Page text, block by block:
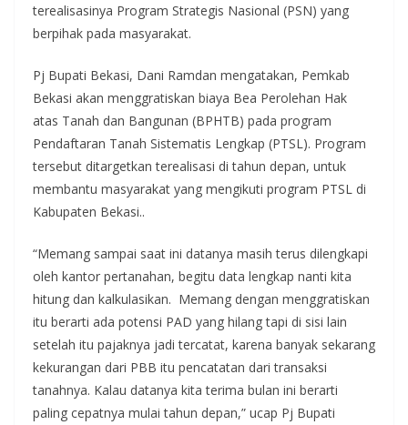
terealisasinya Program Strategis Nasional (PSN) yang
berpihak pada masyarakat.
Pj Bupati Bekasi, Dani Ramdan mengatakan, Pemkab
Bekasi akan menggratiskan biaya Bea Perolehan Hak
atas Tanah dan Bangunan (BPHTB) pada program
Pendaftaran Tanah Sistematis Lengkap (PTSL). Program
tersebut ditargetkan terealisasi di tahun depan, untuk
membantu masyarakat yang mengikuti program PTSL di
Kabupaten Bekasi..
“Memang sampai saat ini datanya masih terus dilengkapi
oleh kantor pertanahan, begitu data lengkap nanti kita
hitung dan kalkulasikan. Memang dengan menggratiskan
itu berarti ada potensi PAD yang hilang tapi di sisi lain
setelah itu pajaknya jadi tercatat, karena banyak sekarang
kekurangan dari PBB itu pencatatan dari transaksi
tanahnya. Kalau datanya kita terima bulan ini berarti
paling cepatnya mulai tahun depan,” ucap Pj Bupati